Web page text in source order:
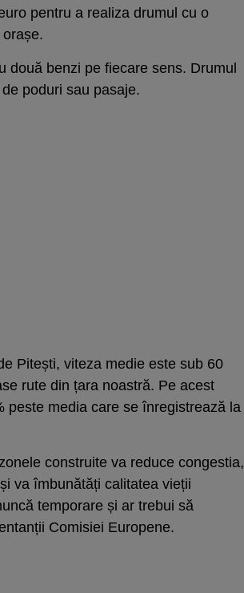
pentru a realiza drumul cu o
două benzi pe fiecare sens. Drumul
poduri sau pasaje.
Pitești, viteza medie este sub 60
rute din țara noastră. Pe acest
peste media care se înregistrează la
construite va reduce congestia,
va îmbunătăți calitatea vieții
temporare și ar trebui să
Comisiei Europene.